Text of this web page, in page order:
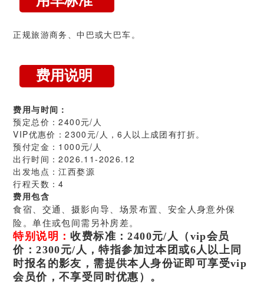
正规旅游商务、中巴或大巴车。
费用说明
（提示：以
下报价均为
预定价格，
可能因为季
节、油价等
客观因素而
改变。如有
疑问请联系
客服：
18079312608。）
费用与时间：
预定总价：2400元/人
VIP优惠价：2300元/人，6人以上成团有打折。
预付定金：1000元/人
出行时间：2026.11-2026.12
出发地点：江西婺源
行程天数：4
费用包含
食宿、交通、摄影向导、场景布置、安全人身意外保
险。单住或包间需另补房差。
特别说明：收费标准：2400元/人 （ vip会员
价：2300元/人，特指参加过本团或6人以上同
时报名的影友，需提供本人身份证即可享受vip
会员价，不享受同时优惠）。